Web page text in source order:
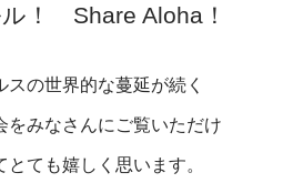
！ Share Aloha！
の世界的な蔓延が続く
をみなさんにご覧いただけ
ても嬉しく思います。